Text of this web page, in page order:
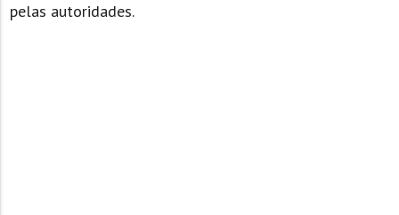
pelas autoridades.